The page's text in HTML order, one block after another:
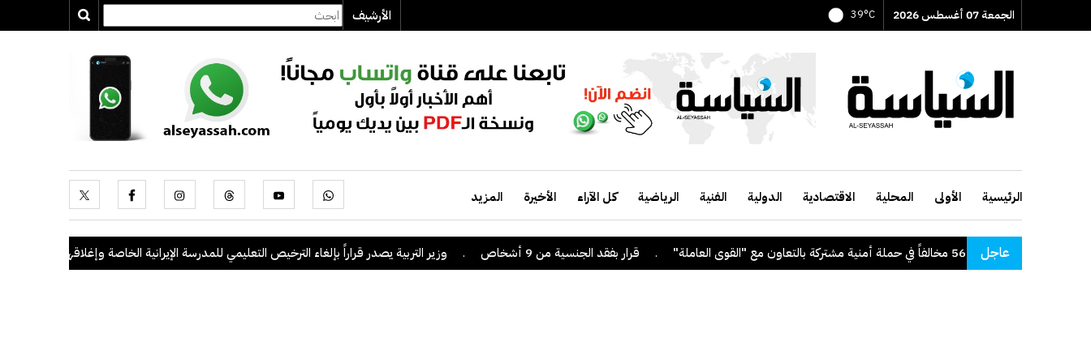
الجمعة 07 أغسطس 2026 39°C الأرشيف
الرئيسية الأولى المحلية الاقتصادية الدولية الفنية الرياضية كل الآراء الأخيرة المزيد
عاجل"الداخلية": ضبط 56 مخالفاً في حملة أمنية مشتركة بالتعاون مع "القوى العاملة" . قرار بفقد الجنسية من 9 أشخاص . وزير التربية يصدر قراراً بإلغاء الترخيص التعليمي للمدرسة الإيرانية الخاصة وإغلاقها .